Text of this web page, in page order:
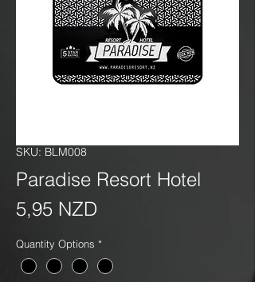
SKU: BLM008
Paradise Resort Hotel
5,95 NZD
Quantity Options *